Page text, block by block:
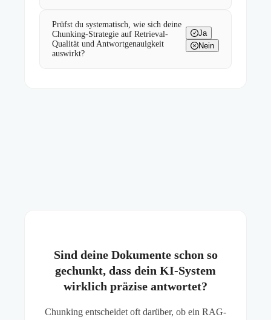
Prüfst du systematisch, wie sich deine
Chunking-Strategie auf Retrieval-
Qualität und Antwortgenauigkeit
auswirkt?
Ja
Nein
Sind deine Dokumente schon so
gechunkt, dass dein KI-System
wirklich präzise antwortet?
Chunking entscheidet oft darüber, ob ein RAG-